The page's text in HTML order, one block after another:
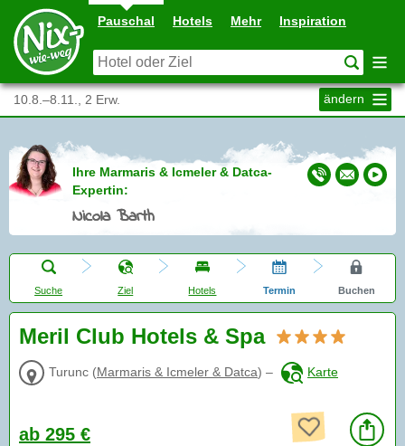
Pauschal Hotels Mehr Inspiration
10.8.–8.11., 2 Erw. ändern
Ihre Marmaris & Icmeler & Datca-
Expertin:
Nicola Barth
Suche Ziel Hotels Termin Buchen
Meril Club Hotels & Spa
Turunc (Marmaris & Icmeler & Datca) – Karte
ab 295 €